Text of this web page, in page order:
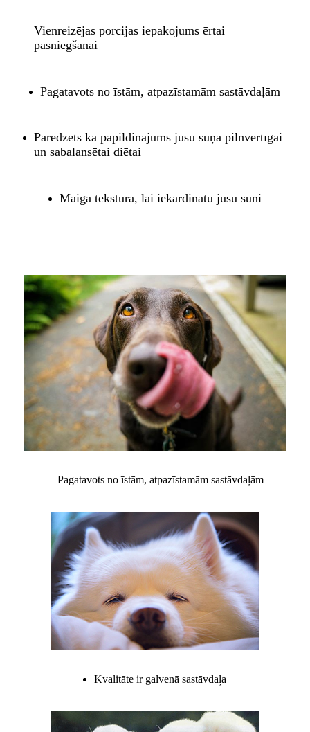
Vienreizējas porcijas iepakojums ērtai
pasniegšanai
Pagatavots no īstām, atpazīstamām sastāvdaļām
Paredzēts kā papildinājums jūsu suņa pilnvērtīgai
un sabalansētai diētai
Maiga tekstūra, lai iekārdinātu jūsu suni
Pagatavots no īstām, atpazīstamām sastāvdaļām
Kvalitāte ir galvenā sastāvdaļa